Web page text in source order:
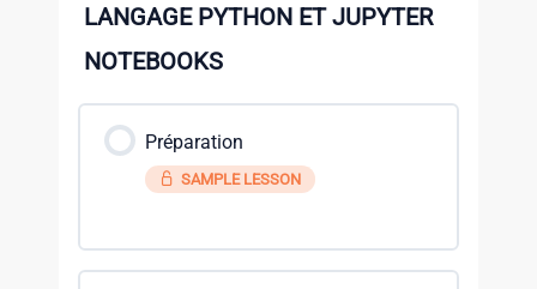
LANGAGE PYTHON ET JUPYTER
NOTEBOOKS
Préparation
SAMPLE LESSON